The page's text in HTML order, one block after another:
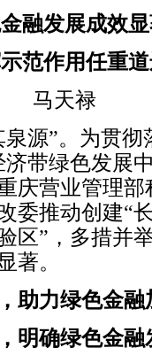
融发展成效
范作用任重
马天禄
源”。 为贯彻
带绿色发展
庆营业管理
委推动创建“
区”，多措并
著。
助力绿色金融
确绿色金融